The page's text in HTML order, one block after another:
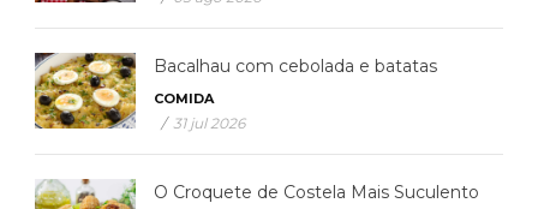
Bacalhau com cebolada e batatas
COMIDA
/ 31 jul 2026
O Croquete de Costela Mais Suculento